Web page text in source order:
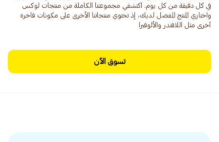
في كل دقيقة من كل يوم. اكتشفي مجموعتنا الكاملة من منتجات لوكس
واختاري المنتج المفضل لديك، إذ تحتوي منتجاتنا الأخرى على مكونات فاخرة
أخرى مثل اللافندر والألوفيرا
تسوق الآن